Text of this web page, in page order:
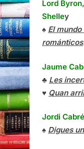
Lord
Shelley
♠ El
románticos.
Jaume
♣ Les
♥ Quan
Jordi Cabré
♠ Digues